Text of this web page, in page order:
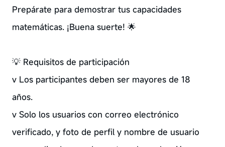
Prepárate para demostrar tus capacidades
matemáticas. ¡Buena suerte! 🌟
💡 Requisitos de participación
v Los participantes deben ser mayores de 18
años.
v Solo los usuarios con correo electrónico
verificado, y foto de perfil y nombre de usuario